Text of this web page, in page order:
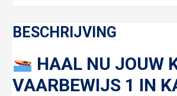
BESCHRIJVING
HAAL NU JOUW
VAARBEWIJS 1 IN